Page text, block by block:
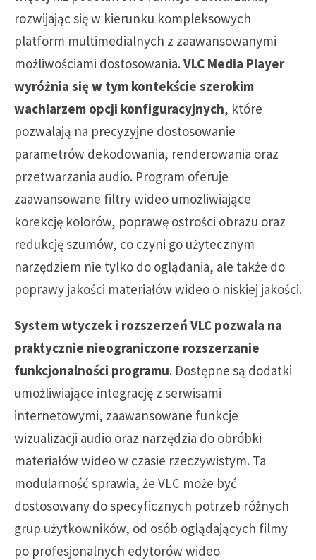
rozwijając się w kierunku kompleksowych
platform multimedialnych z zaawansowanymi
możliwościami dostosowania. VLC Media Player
wyróżnia się w tym kontekście szerokim
wachlarzem opcji konfiguracyjnych, które
pozwalają na precyzyjne dostosowanie
parametrów dekodowania, renderowania oraz
przetwarzania audio. Program oferuje
zaawansowane filtry wideo umożliwiające
korekcję kolorów, poprawę ostrości obrazu oraz
redukcję szumów, co czyni go użytecznym
narzędziem nie tylko do oglądania, ale także do
poprawy jakości materiałów wideo o niskiej jakości.
System wtyczek i rozszerzeń VLC pozwala na
praktycznie nieograniczone rozszerzanie
funkcjonalności programu. Dostępne są dodatki
umożliwiające integrację z serwisami
internetowymi, zaawansowane funkcje
wizualizacji audio oraz narzędzia do obróbki
materiałów wideo w czasie rzeczywistym. Ta
modularność sprawia, że VLC może być
dostosowany do specyficznych potrzeb różnych
grup użytkowników, od osób oglądających filmy
po profesjonalnych edytorów wideo